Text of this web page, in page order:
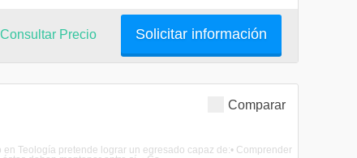
Solicitar información
Consultar Precio
Comparar
Teología pretende lograr un egresado capaz de:• Comprender